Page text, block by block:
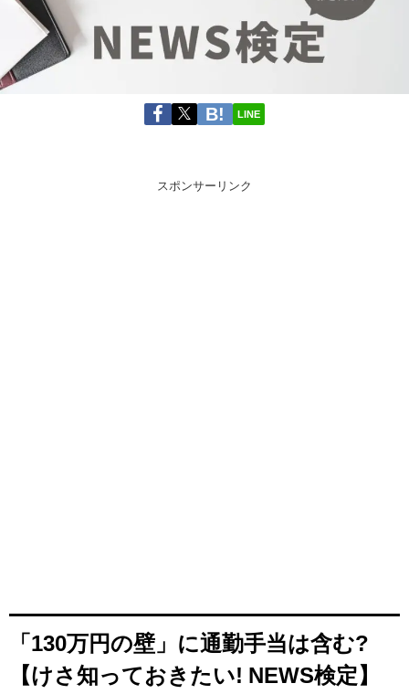
LINE
スポンサーリンク
「130万円の壁」に通勤手当は含む?
【けさ知っておきたい! NEWS検定】